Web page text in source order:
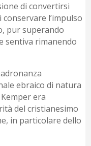
di convertirsi
l’impulso
pur superando
sentiva rimanendo
ebraico di natura
era
del cristianesimo
in particolare dello